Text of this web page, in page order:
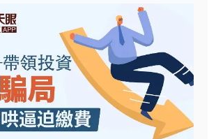
司的安全時 WEEX或任何其他平台，進行徹底
常重要。您可以採取以下一些步驟來評估經紀
：
營運不受任何重要金融監管機構的監管，這對
產生了重大安全隱患。